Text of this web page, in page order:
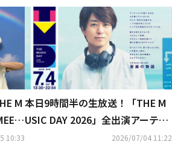
M
室哲
10:33
本日9時間半の生放送！「THE M
USIC DAY 2026」全出演アーティ
ストのタイムテーブル発表2026/07/04 11:22